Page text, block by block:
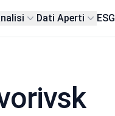
Dati Aperti ESG